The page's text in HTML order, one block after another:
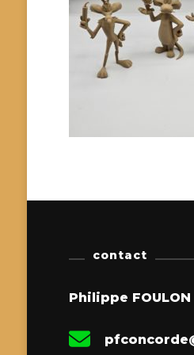
contact
Philippe FOULON